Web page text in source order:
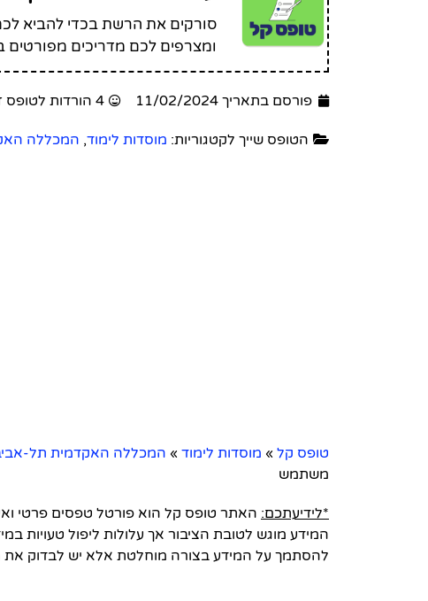
סורקים את הרשת בכדי להביא
ומצרפים לכם מדריכים מפורטים
פורסם בתאריך 11/02/2024 4 הורדות לטופס זה
הטופס שייך לקטגוריות: מוסדות לימוד, המכללה
טופס קל » מוסדות לימוד » המכללה האקדמית תל-
משתמש
*לידיעתכם: האתר טופס קל הוא פורטל טפסים פרטי
המידע מוגש לטובת הציבור אך עלולות ליפול טעויות
להסתמך על המידע בצורה מוחלטת אלא יש לבדוק